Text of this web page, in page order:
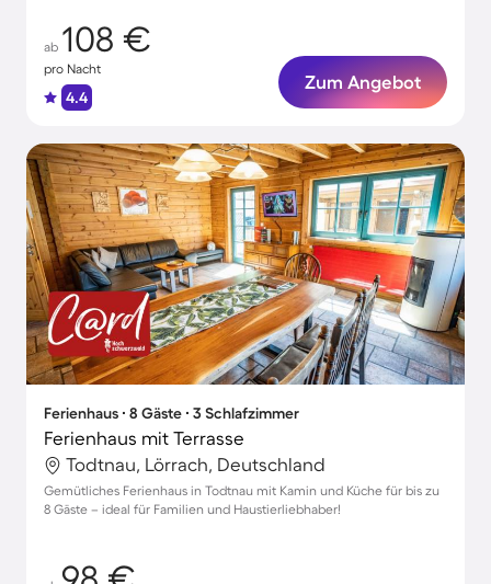
ab 108 €
pro Nacht
4.4
Zum Angebot
Ferienhaus ∙ 8 Gäste ∙ 3 Schlafzimmer
Ferienhaus mit Terrasse
Todtnau, Lörrach, Deutschland
Gemütliches Ferienhaus in Todtnau mit Kamin und Küche für bis zu
8 Gäste – ideal für Familien und Haustierliebhaber!